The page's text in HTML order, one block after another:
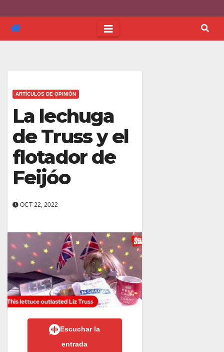
ARTÍCULOS DE OPINIÓN
La lechuga
de Truss y el
flotador de
Feijóo
OCT 22, 2022
Escuchar la
entrada